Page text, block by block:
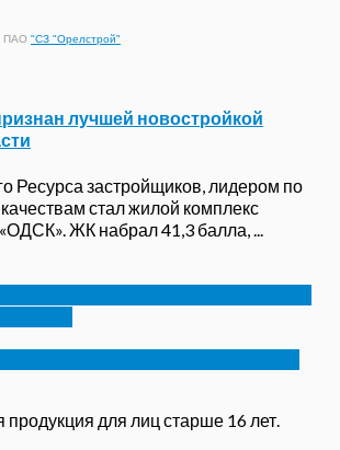
ПАО "СЗ "Орелстрой"
лучшей новостройкой
Ресурса застройщиков, лидером по
стал жилой комплекс
ЖК набрал 41,3 балла, ...
для лиц старше 16 лет.